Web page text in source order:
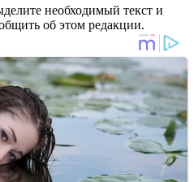
необходимый текст и
об этом редакции.